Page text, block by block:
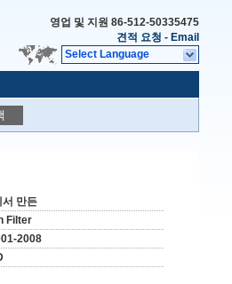
영업 및 지원 86-512-50335475
견적 요청 - Email
Select Language
서 만든
Filter
2008